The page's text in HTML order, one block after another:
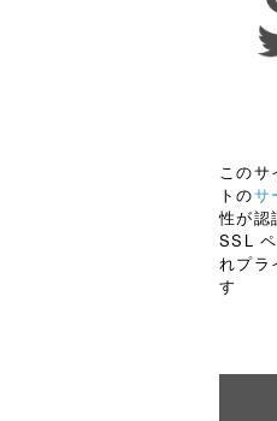
この
トのサ
性が認
SSL
れプラ
す